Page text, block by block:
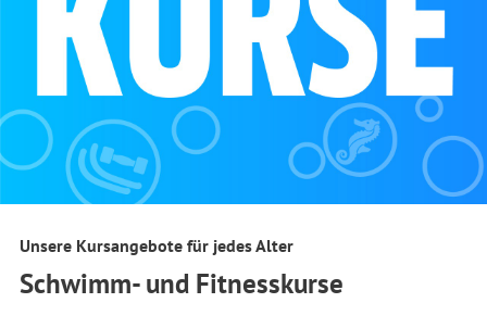
Unsere Kursangebote für jedes Alter
Schwimm- und Fitnesskurse